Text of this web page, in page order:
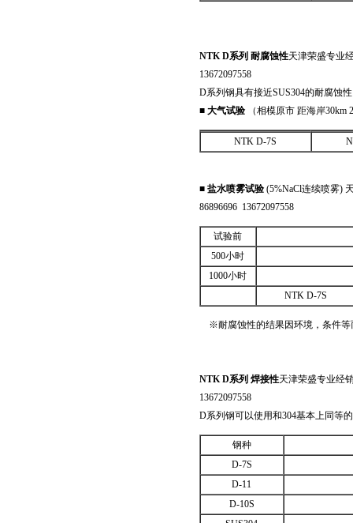
NTK D系列 耐腐蚀性天津荣盛专业
13672097558
D系列钢具有接近SUS304的耐腐蚀
■ 大气试验（相模原市 距海岸30km
NTK D-7S
■ 盐水喷雾试验(5%NaCl连续喷雾)
86896696 13672097558
试验前
500小时
1000小时
NTK D-7S
※耐腐蚀性的结果因环境，条件等
NTK D系列 焊接性天津荣盛专业经
13672097558
D系列钢可以使用和304基本上同等
钢种
D-7S
D-11
D-10S